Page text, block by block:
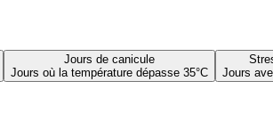
Jours de canicule
Jours où la température dépasse 35°C
Jours